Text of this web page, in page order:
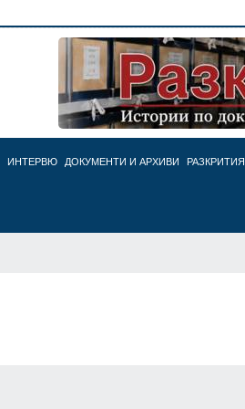
ИНТЕРВЮ ДОКУМЕНТИ И АРХИВИ РАЗКРИТИЯ